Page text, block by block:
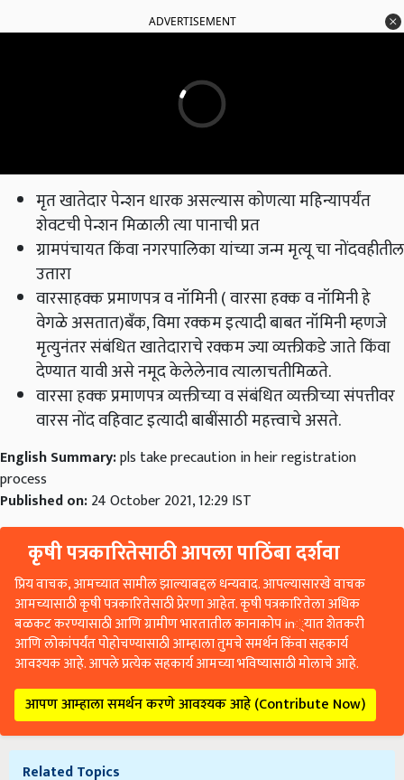
ADVERTISEMENT
मृत खातेदार पेन्शन धारक असल्यास कोणत्या महिन्यापर्यंत
शेवटची पेन्शन मिळाली त्या पानाची प्रत
ग्रामपंचायत किंवा नगरपालिका यांच्या जन्म मृत्यू चा नोंदवहीतील
उतारा
वारसाहक्क प्रमाणपत्र व नॉमिनी ( वारसा हक्क व नॉमिनी हे
वेगळे असतात)बँक, विमा रक्कम इत्यादी बाबत नॉमिनी म्हणजे
मृत्युनंतर संबंधित खातेदाराचे रक्कम ज्या व्यक्तीकडे जाते किंवा
देण्यात यावी असे नमूद केलेलेनाव त्यालाचतीमिळते.
वारसा हक्क प्रमाणपत्र व्यक्तीच्या व संबंधित व्यक्तीच्या संपत्तीवर
वारस नोंद वहिवाट इत्यादी बाबींसाठी महत्त्वाचे असते.
English Summary:pls take precaution in heir registration
process
Published on:24 October 2021, 12:29 IST
कृषी पत्रकारितेसाठी आपला पाठिंबा दर्शवा
प्रिय वाचक, आमच्यात सामील झाल्याबद्दल धन्यवाद. आपल्यासारखे वाचक
आमच्यासाठी कृषी पत्रकारितेसाठी प्रेरणा आहेत. कृषी पत्रकारितेला अधिक
बळकट करण्यासाठी आणि ग्रामीण भारतातील कानाकोप in्यात शेतकरी
आणि लोकांपर्यंत पोहोचण्यासाठी आम्हाला तुमचे समर्थन किंवा सहकार्य
आवश्यक आहे. आपले प्रत्येक सहकार्य आमच्या भविष्यासाठी मोलाचे आहे.
आपण आम्हाला समर्थन करणे आवश्यक आहे (Contribute Now)
Related Topics